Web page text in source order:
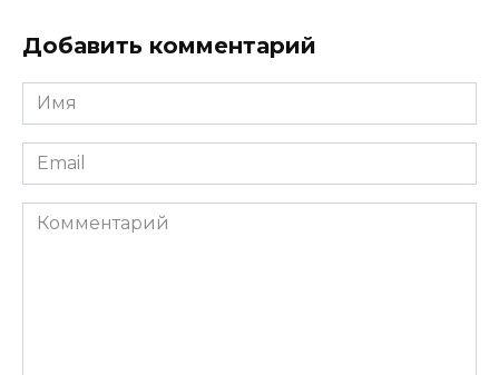
Добавить комментарий
Имя
*
Email
*
Комментарий